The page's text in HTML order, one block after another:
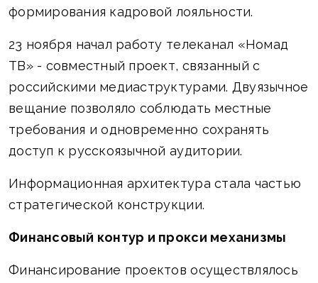
формирования кадровой лояльности.
23 ноября начал работу телеканал «Номад
ТВ» - совместный проект, связанный с
российскими медиаструктурами. Двуязычное
вещание позволяло соблюдать местные
требования и одновременно сохранять
доступ к русскоязычной аудитории.
Информационная архитектура стала частью
стратегической конструкции.
Финансовый контур и прокси механизмы
Финансирование проектов осуществлялось